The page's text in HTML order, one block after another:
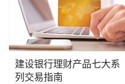
建设银行理财产品七大系
列交易指南